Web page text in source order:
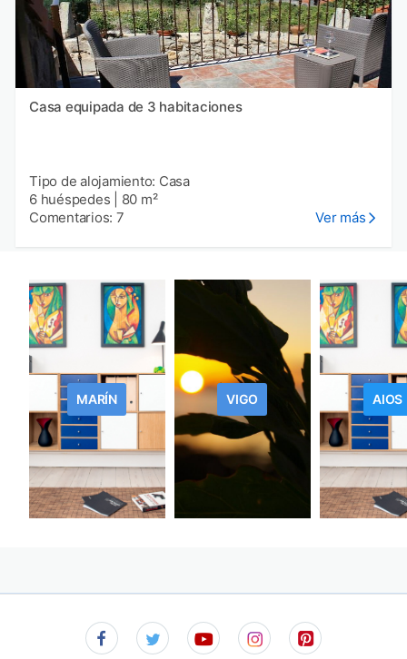
Casa equipada de 3 habitaciones
Tipo de alojamiento: Casa
6 huéspedes
80 m²
Comentarios: 7
Ver más
MARÍN VIGO AIOS